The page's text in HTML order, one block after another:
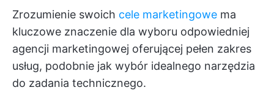
Zrozumienie swoich cele marketingowe ma
kluczowe znaczenie dla wyboru odpowiedniej
agencji marketingowej oferującej pełen zakres
usług, podobnie jak wybór idealnego narzędzia
do zadania technicznego.